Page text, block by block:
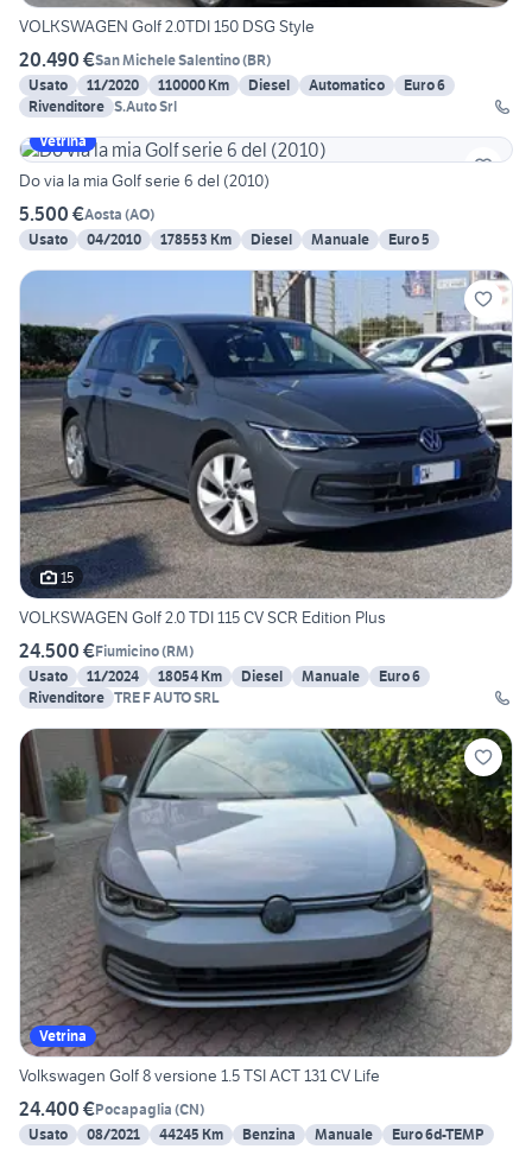
VOLKSWAGEN Golf 2.0TDI 150 DSG Style
20.490 €San Michele Salentino(BR)
Usato
11/2020 110000 Km Diesel Automatico
Euro 6
Rivenditore S.Auto Srl
Vetrina
Do via la mia Golf serie 6 del (2010)
5.500 €Aosta (AO)
Usato
04/2010 178553 Km Diesel Manuale Euro 5
15
VOLKSWAGEN Golf 2.0 TDI 115 CV SCR Edition Plus
24.500 €Fiumicino(RM)
Usato
11/2024 18054 Km Diesel Manuale
Euro 6
Rivenditore TRE F AUTO SRL
Vetrina
Volkswagen Golf 8 versione 1.5 TSI ACT 131 CV Life
24.400 €Pocapaglia (CN)
Usato
08/2021 44245 Km Benzina Manuale
Euro 6d-TEMP